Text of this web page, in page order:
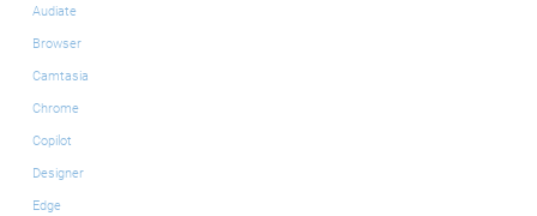
Audiate
Browser
Camtasia
Chrome
Copilot
Designer
Edge